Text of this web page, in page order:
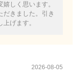
しく思います。
だきました。引き
げます。
2026-08-05